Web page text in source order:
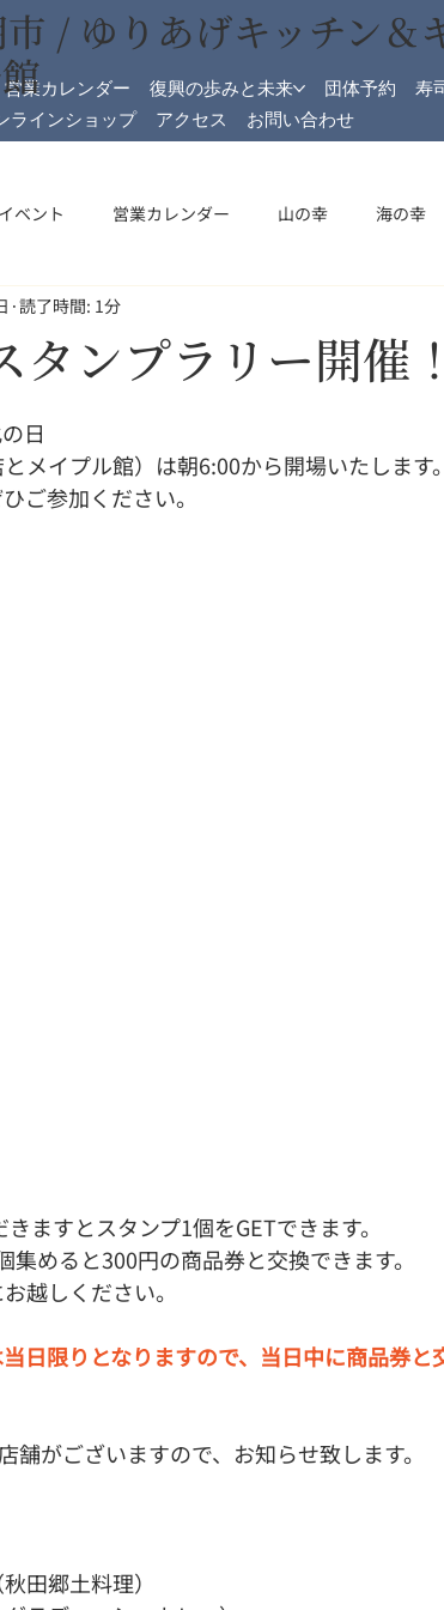
営業カレンダー 復興の歩みと未来 団体予約
寿
ラインショップ
アクセス お問い合わせ
/ ゆりあげキッチン＆
ベント 営業カレンダー 山の幸 海の幸
プル館 メイプル館情報
タンプラリー開催！
読了時間: 1分
日
メイプル館）は朝6:00から開場いたします。
ご参加ください。
ますとスタンプ1個をGETできます。
めると300円の商品券と交換できます。
越しください。
日限りとなりますので、当日中に商品券と
がございますので、お知らせ致します。
田郷土料理）